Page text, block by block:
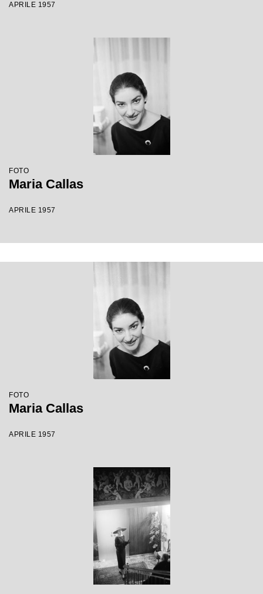
APRILE 1957
FOTO
Maria Callas
APRILE 1957
FOTO
Maria Callas
APRILE 1957